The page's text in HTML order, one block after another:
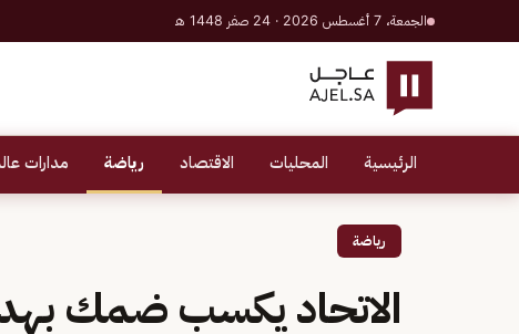
الجمعة، 7 أغسطس 2026 · 24 صفر 1448 هـ
الرئيسية المحليات الاقتصاد رياضة مدارات
رياضة